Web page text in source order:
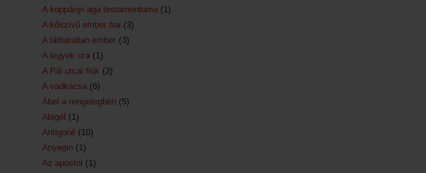
A koppányi aga testamentuma (1)
A kőszívű ember fiai (3)
A láthatatlan ember (3)
A legyek ura (1)
A Pál utcai fiúk (2)
A vadkacsa (6)
Ábel a rengetegben (5)
Abigél (1)
Antigoné (10)
Anyegin (1)
Az apostol (1)